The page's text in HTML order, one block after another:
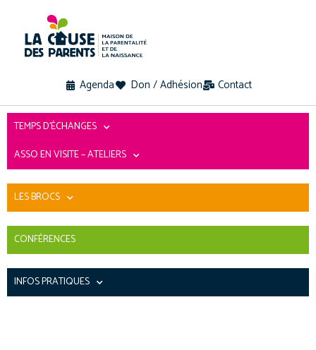
Agenda Don / Adhésion Contact
TEMPS D’ÉCHANGES
ASSO EN VISITE – ATELIERS
LES BROCS
CONFÉRENCES
INFOS PRATIQUES